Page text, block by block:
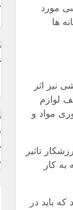
مورد
ها
نیز اثر
لوازم
مواد و
تاثیر
کار
باید در